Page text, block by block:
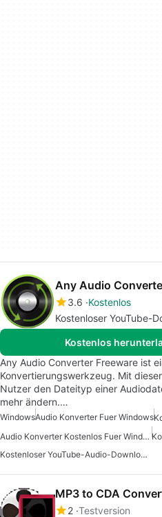
Any Audio
3.6 Kostenlos
Kostenloser YouTube-
Kostenlos
Any Audio Converter Freeware ist
Konvertierungswerkzeug. Mit
Nutzer den Dateityp einer
mehr ändern.…
WindowsAudio Konverter Fuer Windows
Audio Konverter Kostenlos Fuer Windows
Kostenloser YouTube-Audio-Downloader Für Windows
MP3 to CDA
2 Testversion